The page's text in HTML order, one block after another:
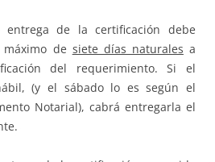
de la certificación debe
de siete días naturales a
del requerimiento. Si el
(y el sábado lo es según el
Notarial), cabrá entregarla el